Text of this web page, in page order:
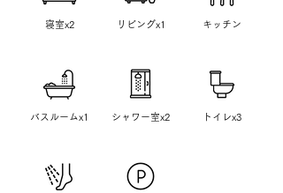
​寝室x2
​バスルームx1
リビングx1
シャワー室x2
​キッチン
トイレx3